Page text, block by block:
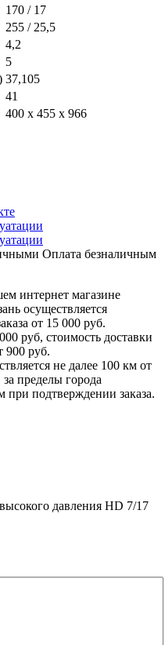
170 / 17
255 / 25,5
4,2
5
37,105
41
400 x 455 x 966
Оплата безналичным
интернет магазине
осуществляется
от 15 000 руб.
руб, стоимость доставки
900 руб.
не далее 100 км от
пределы города
при подтверждении заказа.
давления HD 7/17